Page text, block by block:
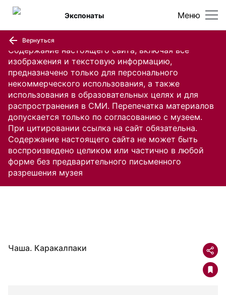
Содержание настоящего сайта, включая все
изображения и текстовую информацию,
предназначено только для персонального
некоммерческого использования, а также
использования в образовательных целях и для
распространения в СМИ. Перепечатка материалов
допускается только по согласованию с музеем.
При цитировании ссылка на сайт обязательна.
Содержание настоящего сайта не может быть
воспроизведено целиком или частично в любой
форме без предварительного письменного
разрешения музея
Меню
Экспонаты
Вернуться
Чаша. Каракалпаки